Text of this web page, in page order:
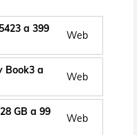
a 399
Web
Book3 a
Web
GB a 99
Web